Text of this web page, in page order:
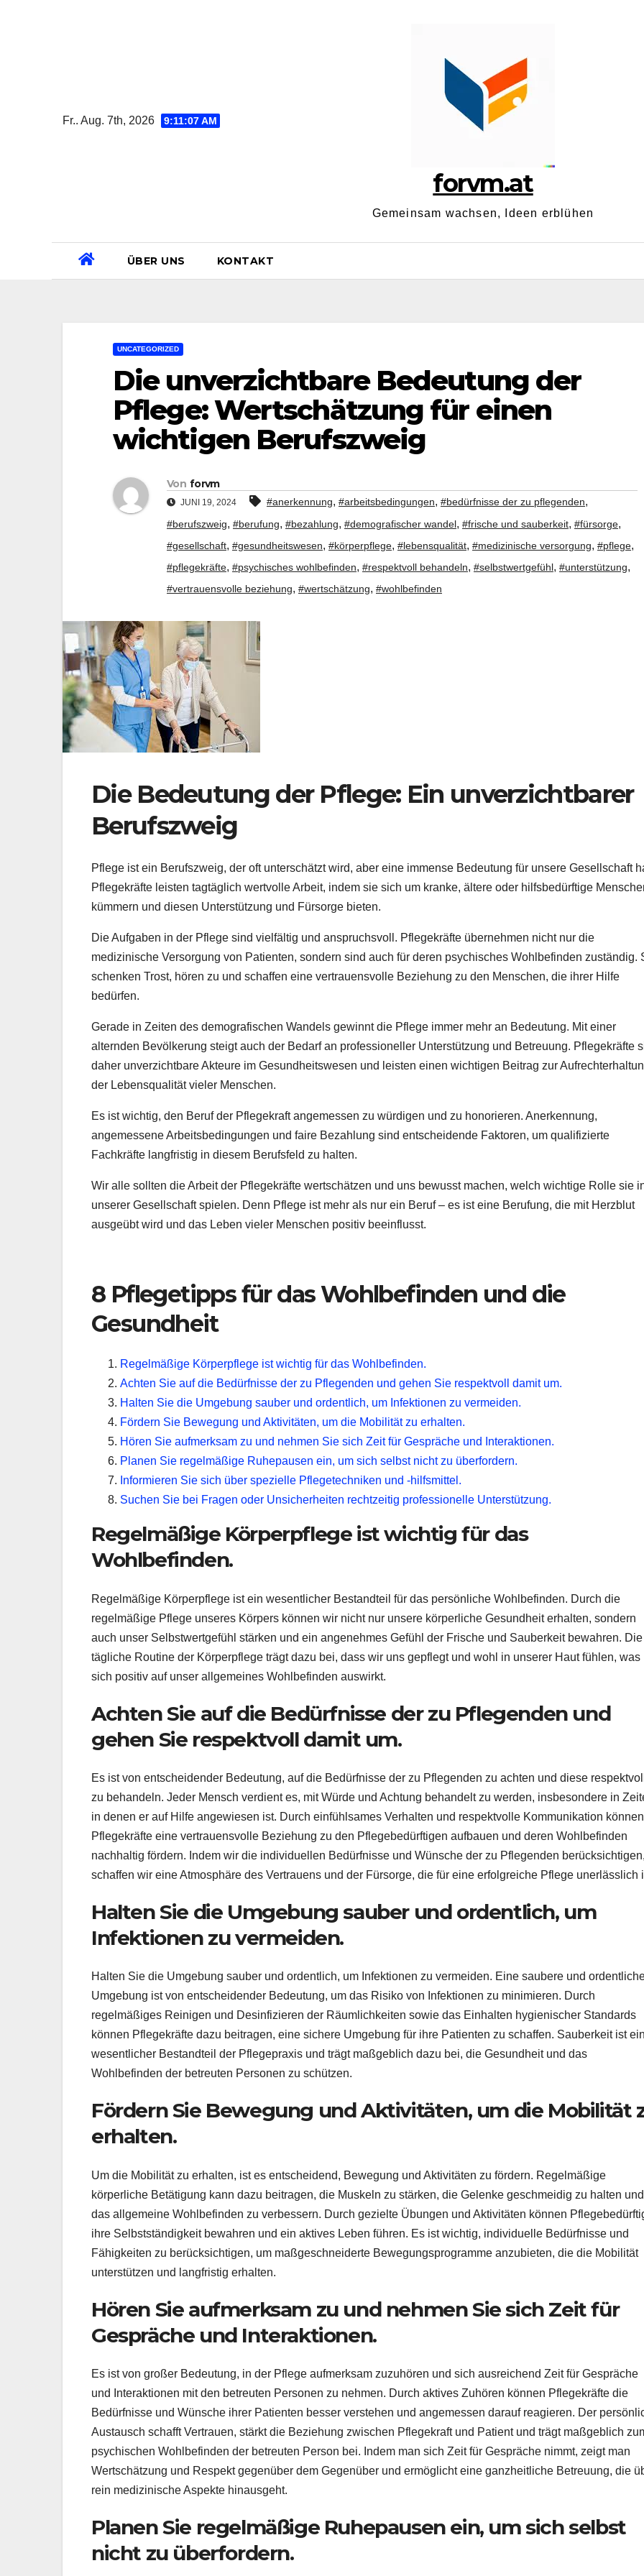
Fr.. Aug. 7th, 2026 9:11:08 AM
forvm.at
Gemeinsam wachsen, Ideen erblühen
ÜBER UNS KONTAKT
UNCATEGORIZED
Die unverzichtbare Bedeutung der
Pflege: Wertschätzung für einen
wichtigen Berufszweig
Von forvm
JUNI 19, 2024 #anerkennung, #arbeitsbedingungen, #bedürfnisse der zu pflegenden,
#berufszweig, #berufung, #bezahlung, #demografischer wandel, #frische und sauberkeit, #fürsorge,
#gesellschaft, #gesundheitswesen, #körperpflege, #lebensqualität, #medizinische versorgung, #pflege,
#pflegekräfte, #psychisches wohlbefinden, #respektvoll behandeln, #selbstwertgefühl, #unterstützung,
#vertrauensvolle beziehung, #wertschätzung, #wohlbefinden
Die Bedeutung der Pflege: Ein unverzichtbarer
Berufszweig
Pflege ist ein Berufszweig, der oft unterschätzt wird, aber eine immense Bedeutung für unsere Gesellschaft
Pflegekräfte leisten tagtäglich wertvolle Arbeit, indem sie sich um kranke, ältere oder hilfsbedürftige
kümmern und diesen Unterstützung und Fürsorge bieten.
Die Aufgaben in der Pflege sind vielfältig und anspruchsvoll. Pflegekräfte übernehmen nicht nur die
medizinische Versorgung von Patienten, sondern sind auch für deren psychisches Wohlbefinden zuständig.
schenken Trost, hören zu und schaffen eine vertrauensvolle Beziehung zu den Menschen, die ihrer Hilfe
bedürfen.
Gerade in Zeiten des demografischen Wandels gewinnt die Pflege immer mehr an Bedeutung. Mit einer
alternden Bevölkerung steigt auch der Bedarf an professioneller Unterstützung und Betreuung. Pflegekräfte
daher unverzichtbare Akteure im Gesundheitswesen und leisten einen wichtigen Beitrag zur
der Lebensqualität vieler Menschen.
Es ist wichtig, den Beruf der Pflegekraft angemessen zu würdigen und zu honorieren. Anerkennung,
angemessene Arbeitsbedingungen und faire Bezahlung sind entscheidende Faktoren, um qualifizierte
Fachkräfte langfristig in diesem Berufsfeld zu halten.
Wir alle sollten die Arbeit der Pflegekräfte wertschätzen und uns bewusst machen, welch wichtige Rolle sie
unserer Gesellschaft spielen. Denn Pflege ist mehr als nur ein Beruf – es ist eine Berufung, die mit Herzblut
ausgeübt wird und das Leben vieler Menschen positiv beeinflusst.
8 Pflegetipps für das Wohlbefinden und die
Gesundheit
Regelmäßige Körperpflege ist wichtig für das Wohlbefinden.
Achten Sie auf die Bedürfnisse der zu Pflegenden und gehen Sie respektvoll damit um.
Halten Sie die Umgebung sauber und ordentlich, um Infektionen zu vermeiden.
Fördern Sie Bewegung und Aktivitäten, um die Mobilität zu erhalten.
Hören Sie aufmerksam zu und nehmen Sie sich Zeit für Gespräche und Interaktionen.
Planen Sie regelmäßige Ruhepausen ein, um sich selbst nicht zu überfordern.
Informieren Sie sich über spezielle Pflegetechniken und -hilfsmittel.
Suchen Sie bei Fragen oder Unsicherheiten rechtzeitig professionelle Unterstützung.
Regelmäßige Körperpflege ist wichtig für das
Wohlbefinden.
Regelmäßige Körperpflege ist ein wesentlicher Bestandteil für das persönliche Wohlbefinden. Durch die
regelmäßige Pflege unseres Körpers können wir nicht nur unsere körperliche Gesundheit erhalten, sondern
auch unser Selbstwertgefühl stärken und ein angenehmes Gefühl der Frische und Sauberkeit bewahren. Die
tägliche Routine der Körperpflege trägt dazu bei, dass wir uns gepflegt und wohl in unserer Haut fühlen, was
sich positiv auf unser allgemeines Wohlbefinden auswirkt.
Achten Sie auf die Bedürfnisse der zu Pflegenden und
gehen Sie respektvoll damit um.
Es ist von entscheidender Bedeutung, auf die Bedürfnisse der zu Pflegenden zu achten und diese respektvoll
zu behandeln. Jeder Mensch verdient es, mit Würde und Achtung behandelt zu werden, insbesondere in
in denen er auf Hilfe angewiesen ist. Durch einfühlsames Verhalten und respektvolle Kommunikation können
Pflegekräfte eine vertrauensvolle Beziehung zu den Pflegebedürftigen aufbauen und deren Wohlbefinden
nachhaltig fördern. Indem wir die individuellen Bedürfnisse und Wünsche der zu Pflegenden berücksichtigen,
schaffen wir eine Atmosphäre des Vertrauens und der Fürsorge, die für eine erfolgreiche Pflege unerlässlich
Halten Sie die Umgebung sauber und ordentlich, um
Infektionen zu vermeiden.
Halten Sie die Umgebung sauber und ordentlich, um Infektionen zu vermeiden. Eine saubere und
Umgebung ist von entscheidender Bedeutung, um das Risiko von Infektionen zu minimieren. Durch
regelmäßiges Reinigen und Desinfizieren der Räumlichkeiten sowie das Einhalten hygienischer Standards
können Pflegekräfte dazu beitragen, eine sichere Umgebung für ihre Patienten zu schaffen. Sauberkeit ist ein
wesentlicher Bestandteil der Pflegepraxis und trägt maßgeblich dazu bei, die Gesundheit und das
Wohlbefinden der betreuten Personen zu schützen.
Fördern Sie Bewegung und Aktivitäten, um die Mobilität
erhalten.
Um die Mobilität zu erhalten, ist es entscheidend, Bewegung und Aktivitäten zu fördern. Regelmäßige
körperliche Betätigung kann dazu beitragen, die Muskeln zu stärken, die Gelenke geschmeidig zu halten und
das allgemeine Wohlbefinden zu verbessern. Durch gezielte Übungen und Aktivitäten können
ihre Selbstständigkeit bewahren und ein aktives Leben führen. Es ist wichtig, individuelle Bedürfnisse und
Fähigkeiten zu berücksichtigen, um maßgeschneiderte Bewegungsprogramme anzubieten, die die Mobilität
unterstützen und langfristig erhalten.
Hören Sie aufmerksam zu und nehmen Sie sich Zeit für
Gespräche und Interaktionen.
Es ist von großer Bedeutung, in der Pflege aufmerksam zuzuhören und sich ausreichend Zeit für Gespräche
und Interaktionen mit den betreuten Personen zu nehmen. Durch aktives Zuhören können Pflegekräfte die
Bedürfnisse und Wünsche ihrer Patienten besser verstehen und angemessen darauf reagieren. Der
Austausch schafft Vertrauen, stärkt die Beziehung zwischen Pflegekraft und Patient und trägt maßgeblich
psychischen Wohlbefinden der betreuten Person bei. Indem man sich Zeit für Gespräche nimmt, zeigt man
Wertschätzung und Respekt gegenüber dem Gegenüber und ermöglicht eine ganzheitliche Betreuung, die
rein medizinische Aspekte hinausgeht.
Planen Sie regelmäßige Ruhepausen ein, um sich selbst
nicht zu überfordern.